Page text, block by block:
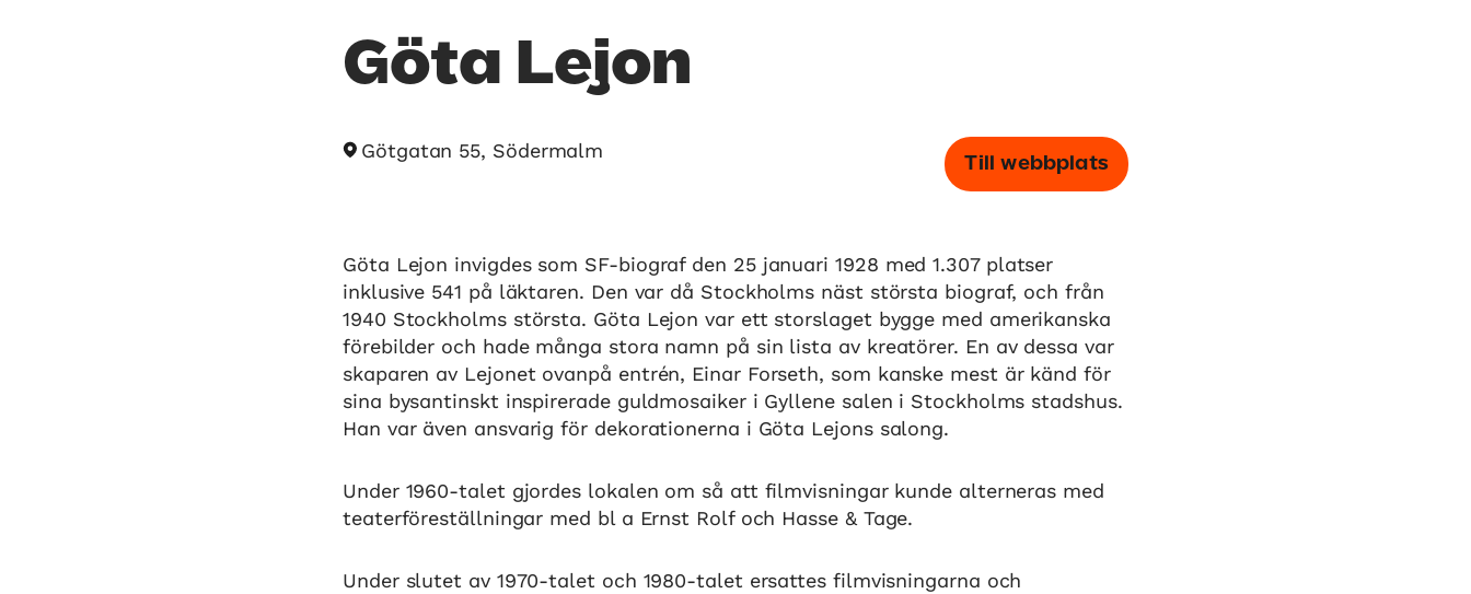
Göta Lejon
Götgatan 55, Södermalm
Till webbplats
Göta Lejon invigdes som SF-biograf den 25 januari 1928 med 1.307 platser
inklusive 541 på läktaren. Den var då Stockholms näst största biograf, och från
1940 Stockholms största. Göta Lejon var ett storslaget bygge med amerikanska
förebilder och hade många stora namn på sin lista av kreatörer. En av dessa var
skaparen av Lejonet ovanpå entrén, Einar Forseth, som kanske mest är känd för
sina bysantinskt inspirerade guldmosaiker i Gyllene salen i Stockholms stadshus.
Han var även ansvarig för dekorationerna i Göta Lejons salong.
Under 1960-talet gjordes lokalen om så att filmvisningar kunde alterneras med
teaterföreställningar med bl a Ernst Rolf och Hasse & Tage.
Under slutet av 1970-talet och 1980-talet ersattes filmvisningarna och